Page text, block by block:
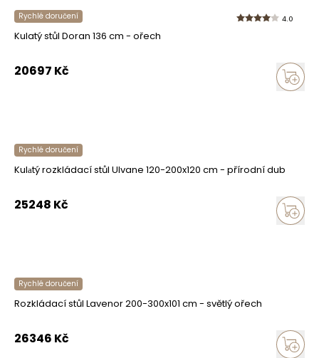
Rychlé doručení 4.0
Kulatý stůl Doran 136 cm - ořech
20697 Kč
Rychlé doručení
Kulаtý rozkládací stůl Ulvane 120-200x120 cm - přírodní dub
25248 Kč
Rychlé doručení
Rozkládací stůl Lavenor 200-300x101 cm - světlý ořech
26346 Kč